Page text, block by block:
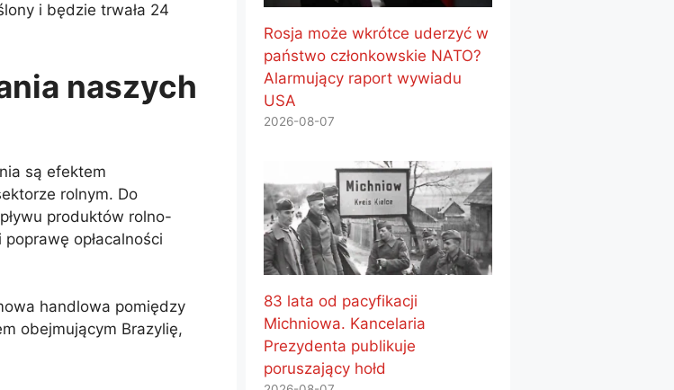
i będzie trwała 24
naszych
są efektem
rolnym. Do
produktów rolno-
opłacalności
handlowa pomiędzy
obejmującym Brazylię,
Rosja może wkrótce uderzyć w
państwo członkowskie NATO?
Alarmujący raport wywiadu
USA
2026-08-07
83 lata od pacyfikacji
Michniowa. Kancelaria
Prezydenta publikuje
poruszający hołd